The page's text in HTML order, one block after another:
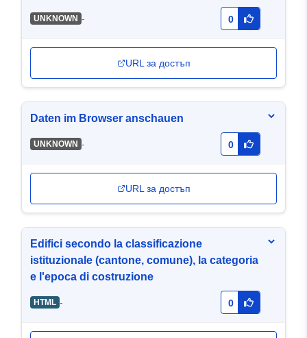
UNKNOWN - 0
URL за достъп
Daten im Browser anschauen
UNKNOWN - 0
URL за достъп
Edifici secondo la classificazione
istituzionale (cantone, comune), la categoria
e l'epoca di costruzione
HTML - 0